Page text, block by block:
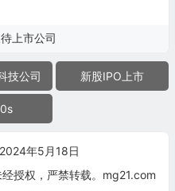
上市公司
技公司 新股IPO上市
年5月18日
授权，严禁转载。mg21.com